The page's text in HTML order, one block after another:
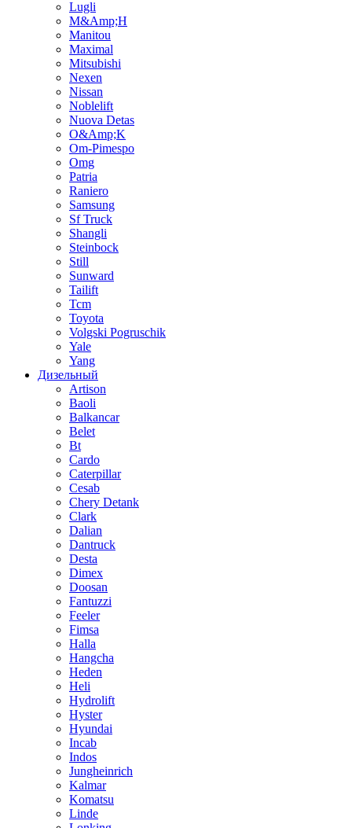
Lugli
M&Amp;H
Manitou
Maximal
Mitsubishi
Nexen
Nissan
Noblelift
Nuova Detas
O&Amp;K
Om-Pimespo
Omg
Patria
Raniero
Samsung
Sf Truck
Shangli
Steinbock
Still
Sunward
Tailift
Tcm
Toyota
Volgski Pogruschik
Yale
Yang
Дизельный
Artison
Baoli
Balkancar
Belet
Bt
Cardo
Caterpillar
Cesab
Chery Detank
Clark
Dalian
Dantruck
Desta
Dimex
Doosan
Fantuzzi
Feeler
Fimsa
Halla
Hangcha
Heden
Heli
Hydrolift
Hyster
Hyundai
Incab
Indos
Jungheinrich
Kalmar
Komatsu
Linde